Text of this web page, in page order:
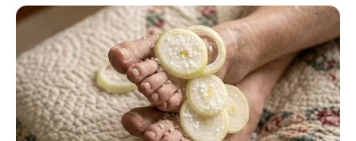
Hotel Pirnahierbuchen